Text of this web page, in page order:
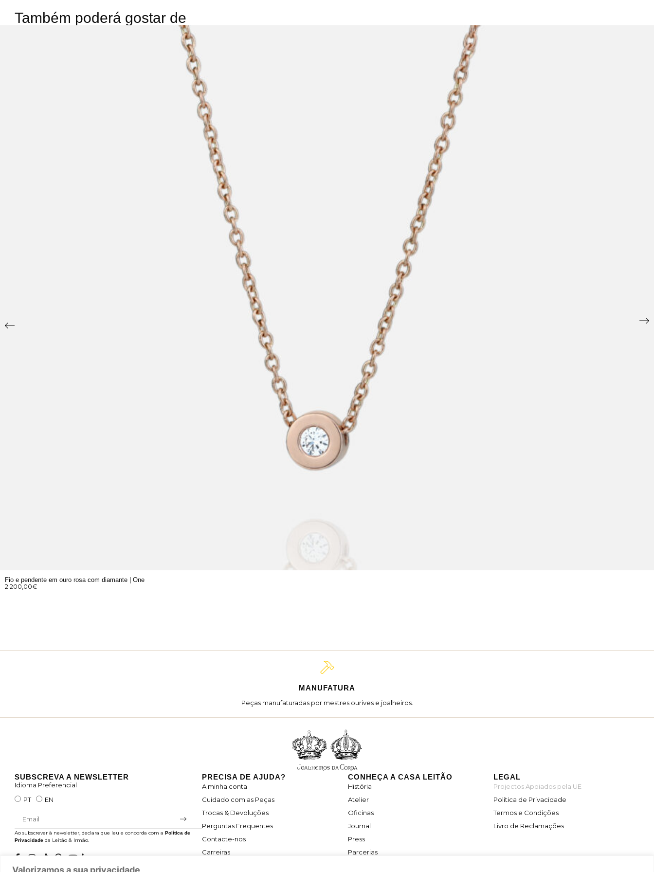
Valorizamos a sua privacidade
Também poderá gostar de
Fio e pendente em ouro rosa com diamante | One
2.200,00€
MANUFATURA
Peças manufaturadas por mestres ourives e joalheiros.
SUBSCREVA A NEWSLETTER
Idioma Preferencial
PT
EN
Ao subscrever à newsletter, declara que leu e concorda com a Política de
Privacidade da Leitão & Irmão.
PRECISA DE AJUDA?
A minha conta
Cuidado com as Peças
Trocas & Devoluções
Perguntas Frequentes
Contacte-nos
Carreiras
CONHEÇA A CASA LEITÃO
História
Atelier
Oficinas
Journal
Press
Parcerias
LEGAL
Projectos Apoiados pela UE
Política de Privacidade
Termos e Condições
Livro de Reclamações